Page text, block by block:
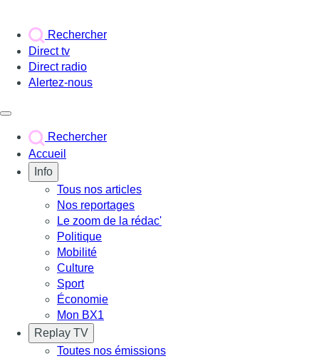
Rechercher
Direct tv
Direct radio
Alertez-nous
Rechercher
Accueil
Info
Tous nos articles
Nos reportages
Le zoom de la rédac'
Politique
Mobilité
Culture
Sport
Économie
Mon BX1
Replay TV
Toutes nos émissions